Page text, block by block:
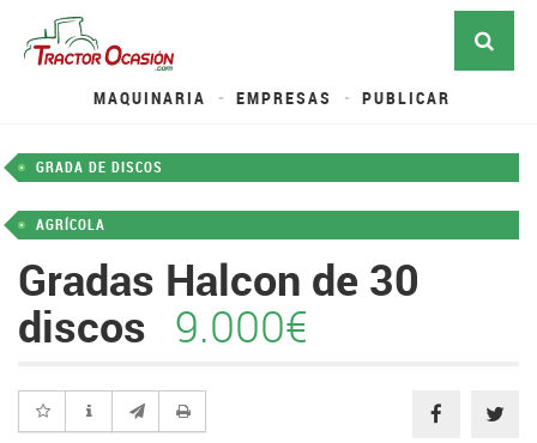
MAQUINARIA EMPRESAS PUBLICAR
GRADA DE DISCOS
AGRÍCOLA
Gradas Halcon de 30
discos 9.000€